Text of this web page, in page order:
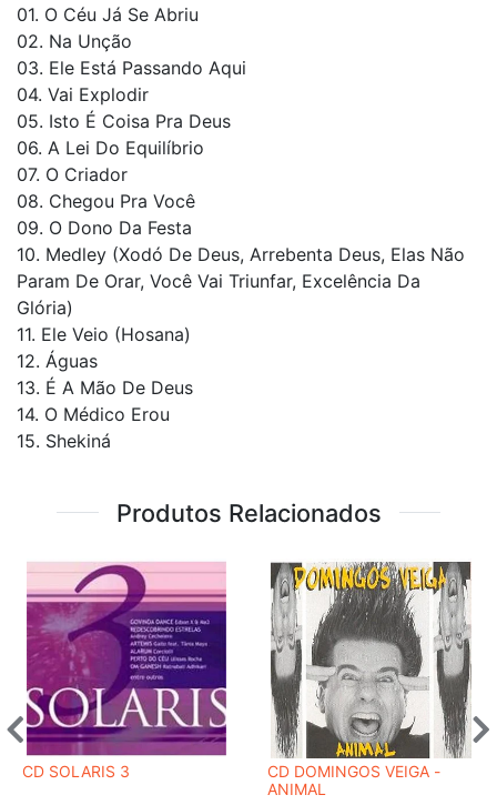
01. O Céu Já Se Abriu
02. Na Unção
03. Ele Está Passando Aqui
04. Vai Explodir
05. Isto É Coisa Pra Deus
06. A Lei Do Equilíbrio
07. O Criador
08. Chegou Pra Você
09. O Dono Da Festa
10. Medley (Xodó De Deus, Arrebenta Deus, Elas Não
Param De Orar, Você Vai Triunfar, Excelência Da
Glória)
11. Ele Veio (Hosana)
12. Águas
13. É A Mão De Deus
14. O Médico Erou
15. Shekiná
Produtos Relacionados
CD SOLARIS 3
CD DOMINGOS VEIGA -
ANIMAL